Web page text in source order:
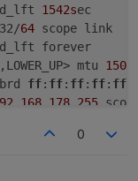
1542sec
64 scope link
mtu 1500
brd ff: ff: ff: ff: ff
178.255
:f82: e1/ 64
0